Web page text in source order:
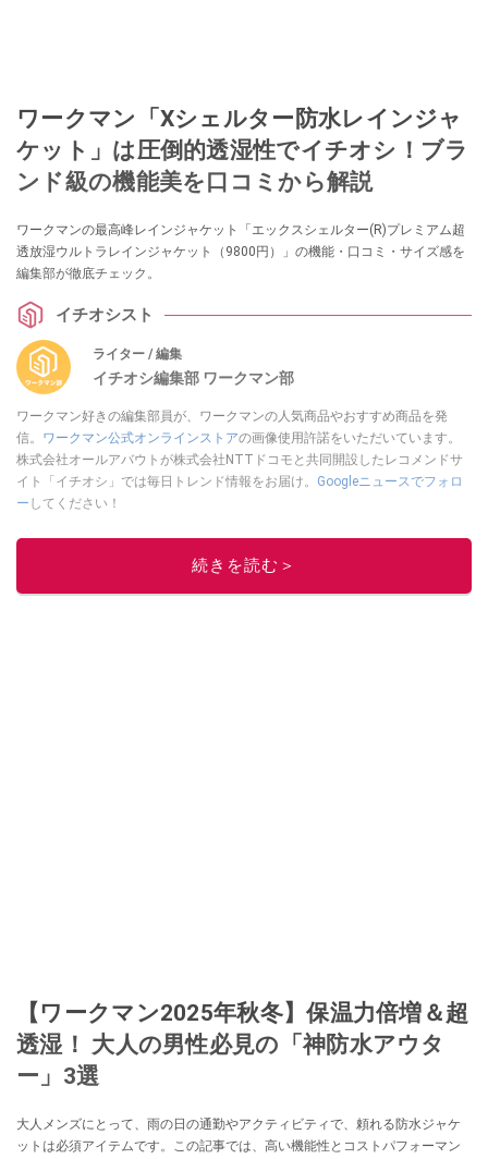
ワークマン「Xシェルター防水レインジャ
ケット」は圧倒的透湿性でイチオシ！ブラ
ンド級の機能美を口コミから解説
ワークマンの最高峰レインジャケット「エックスシェルター(R)プレミアム超
透放湿ウルトラレインジャケット（9800円）」の機能・口コミ・サイズ感を
編集部が徹底チェック。
イチオシスト
ライター / 編集
イチオシ編集部 ワークマン部
ワークマン好きの編集部員が、ワークマンの人気商品やおすすめ商品を発
信。 ワークマン公式オンラインストアの画像使用許諾をいただいています。
株式会社オールアバウトが株式会社NTTドコモと共同開設したレコメンドサ
イト「イチオシ」では毎日トレンド情報をお届け。 Googleニュースでフォロ
ー してください！
このイチオシストの他の記事を読む
続きを読む＞
【ワークマン2025年秋冬】保温力倍増＆超
透湿！ 大人の男性必見の「神防水アウタ
ー」3選
大人メンズにとって、雨の日の通勤やアクティビティで、頼れる防水ジャケ
ットは必須アイテムです。この記事では、高い機能性とコストパフォーマン